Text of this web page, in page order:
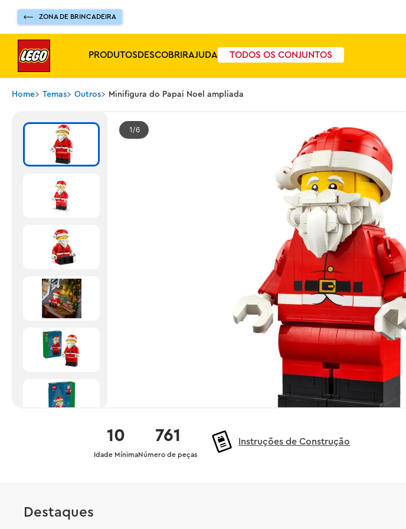
ZONA DE BRINCADEIRA
PRODUTOSDESCOBRIRAJUDA TODOS OS CONJUNTOS
Home Temas Outros Minifigura do Papai Noel ampliada
1 6
761
Número de peças
10
Idade Mínima
Instruções de Construção
Destaques